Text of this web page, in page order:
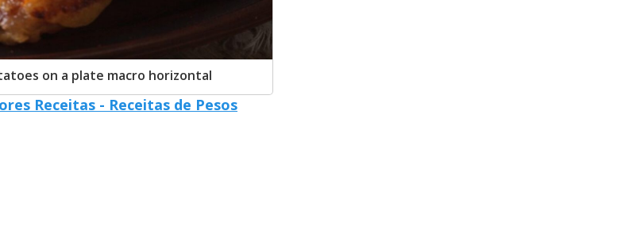
on a plate macro horizontal
Receitas - Receitas de Pesos